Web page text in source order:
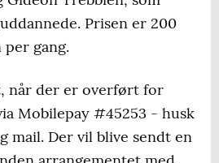
Prisen er 200
gang.
når der er overført for
Mobilepay #45253 - husk
mail. Der vil blive sendt en